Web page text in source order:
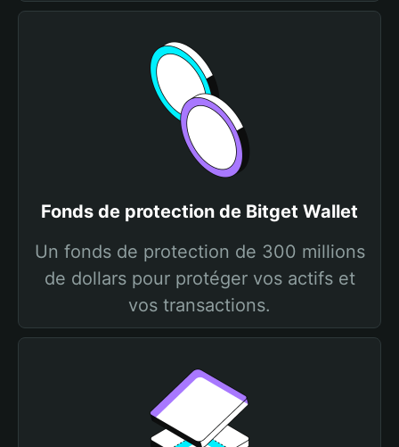
Fonds de protection de Bitget Wallet
Un fonds de protection de 300 millions
de dollars pour protéger vos actifs et
vos transactions.